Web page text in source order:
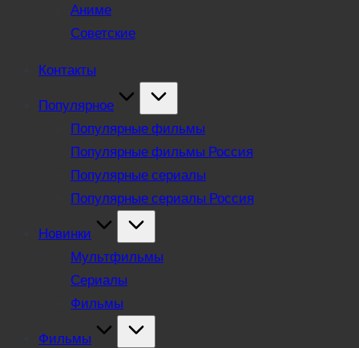
Аниме
Советские
Контакты
Популярное
Популярные фильмы
Популярные фильмы Россия
Популярные сериалы
Популярные сериалы Россия
Новинки
Мультфильмы
Сериалы
Фильмы
Фильмы